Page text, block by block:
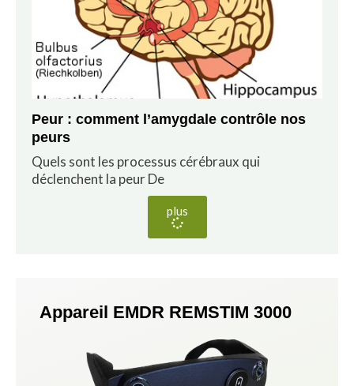
Peur : comment l’amygdale contrôle nos
peurs
Quels sont les processus cérébraux qui
déclenchent la peur De
plus
Appareil EMDR REMSTIM 3000